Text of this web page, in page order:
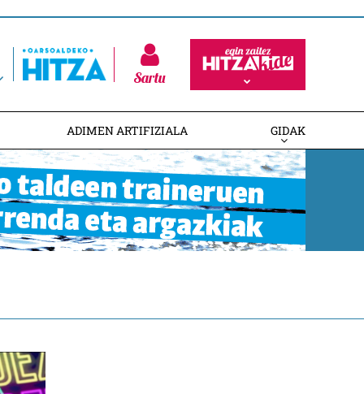
Sartu
ADIMEN ARTIFIZIALA GIDAK